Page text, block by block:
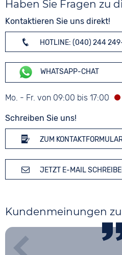
Haben Sie Fragen zu
Kontaktieren Sie uns direkt!
HOTLINE: (040) 244
WHATSAPP-CHAT
Mo. - Fr. von 09:00 bis 17:00
Schreiben Sie uns!
ZUM
JETZT E-MAIL
Kundenmeinungen